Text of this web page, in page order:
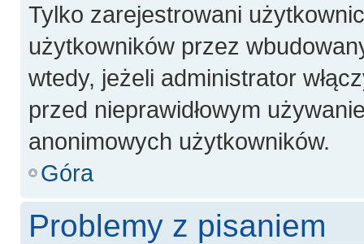
Tylko zarejestrowani
użytkowników przez
wtedy, jeżeli administrator
przed nieprawidłowym
anonimowych użytkowników.
Góra
Problemy z pisaniem